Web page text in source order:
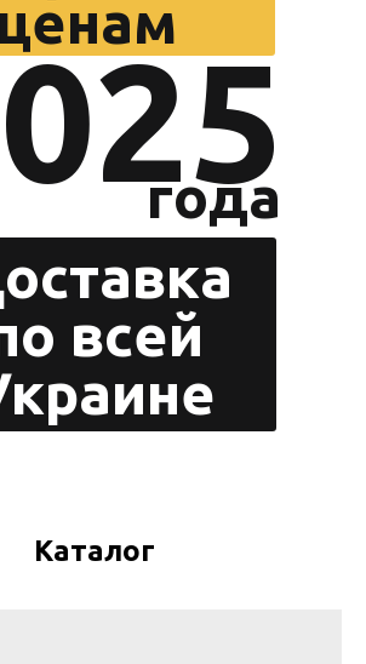
Zero
block from
всей
года
Каталог